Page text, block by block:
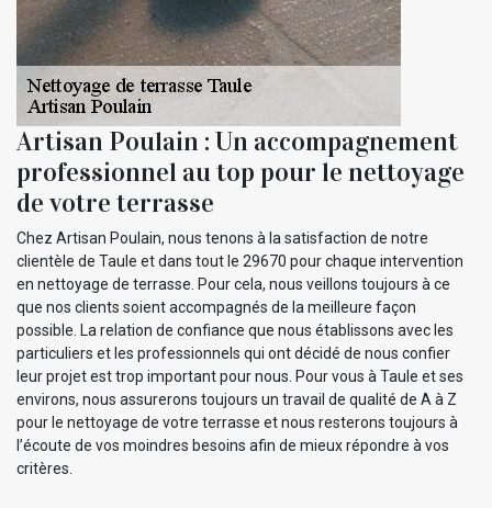
Artisan Poulain : Un accompagnement
professionnel au top pour le nettoyage
de votre terrasse
Chez Artisan Poulain, nous tenons à la satisfaction de notre
clientèle de Taule et dans tout le 29670 pour chaque intervention
en nettoyage de terrasse. Pour cela, nous veillons toujours à ce
que nos clients soient accompagnés de la meilleure façon
possible. La relation de confiance que nous établissons avec les
particuliers et les professionnels qui ont décidé de nous confier
leur projet est trop important pour nous. Pour vous à Taule et ses
environs, nous assurerons toujours un travail de qualité de A à Z
pour le nettoyage de votre terrasse et nous resterons toujours à
l’écoute de vos moindres besoins afin de mieux répondre à vos
critères.